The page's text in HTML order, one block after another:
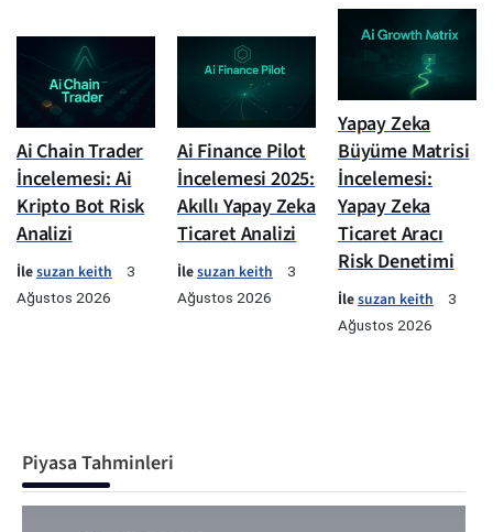
Ai Chain Trader
İncelemesi: Ai
Kripto Bot Risk
Analizi
İlesuzan keith
3
Ağustos 2026
Ai Finance Pilot
İncelemesi 2025:
Akıllı Yapay Zeka
Ticaret Analizi
İlesuzan keith
3
Ağustos 2026
Yapay Zeka
Büyüme Matrisi
İncelemesi:
Yapay Zeka
Ticaret Aracı
Risk Denetimi
İlesuzan keith
3
Ağustos 2026
Piyasa Tahminleri